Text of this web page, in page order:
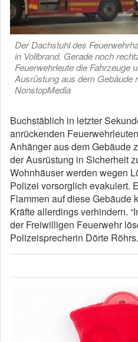
Der Dachstuhl des
in Vollbrand. Gerade noch
Feuerwehrleute die Fahrzeuge
Ausrüstung aus dem Gebäude
NonstopMedia
Buchstäblich in letzter
anrückenden
Anhänger aus dem Gebäude
der Ausrüstung in Sicherheit
Wohnhäuser werden wegen
Polizei vorsorglich evakuiert.
Flammen auf diese Gebäude
Kräfte allerdings verhindern.
der Freiwilligen Feuerwehr
Polizeisprecherin Dörte Röhrs.